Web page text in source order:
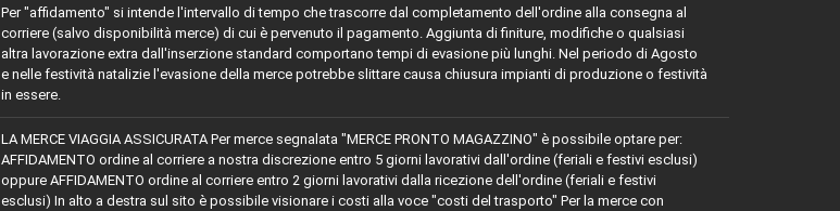
Per "affidamento" si intende l'intervallo di tempo che trascorre dal completamento dell'ordine alla consegna al
corriere (salvo disponibilità merce) di cui è pervenuto il pagamento. Aggiunta di finiture, modifiche o qualsiasi
altra lavorazione extra dall'inserzione standard comportano tempi di evasione più lunghi. Nel periodo di Agosto
e nelle festività natalizie l'evasione della merce potrebbe slittare causa chiusura impianti di produzione o festività
in essere.
LA MERCE VIAGGIA ASSICURATA Per merce segnalata "MERCE PRONTO MAGAZZINO" è possibile optare per:
AFFIDAMENTO ordine al corriere a nostra discrezione entro 5 giorni lavorativi dall'ordine (feriali e festivi esclusi)
oppure AFFIDAMENTO ordine al corriere entro 2 giorni lavorativi dalla ricezione dell'ordine (feriali e festivi
esclusi) In alto a destra sul sito è possibile visionare i costi alla voce "costi del trasporto" Per la merce con